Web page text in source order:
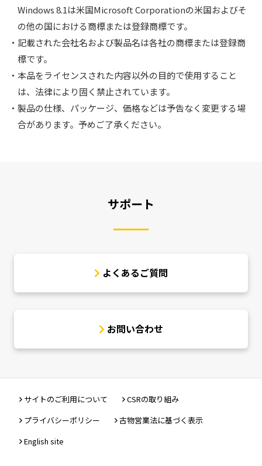
Windows 8.1は米国Microsoft Corporationの米国およびそ
の他の国における商標または登録商標です。
記載された会社名および製品名は各社の商標または登録商
標です。
本品をライセンスされた内容以外の目的で使用すること
は、法律により固く禁止されています。
製品の仕様、パッケージ、価格などは予告なく変更する場
合があります。予めご了承ください。
サポート
よくあるご質問
お問い合わせ
サイトのご利用について
CSRの取り組み
プライバシーポリシー
古物営業法に基づく表示
English site